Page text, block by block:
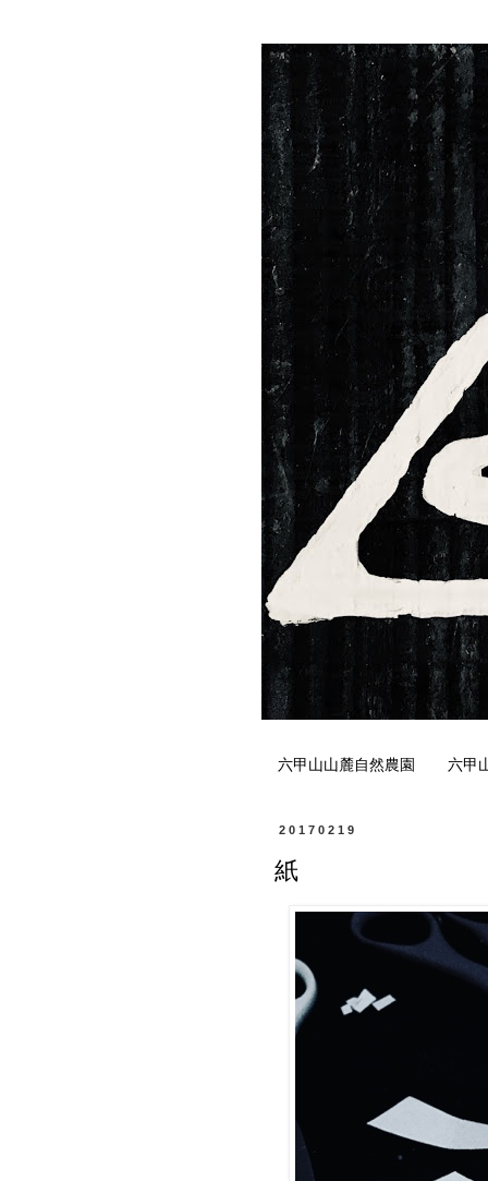
六甲山山麓自然農園 六甲
20170219
紙